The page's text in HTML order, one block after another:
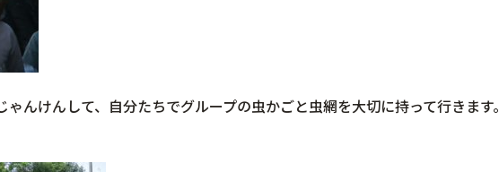
んけんして、自分たちでグループの虫かごと虫網を大切に持って行きます。